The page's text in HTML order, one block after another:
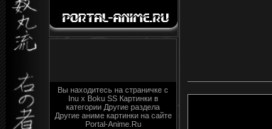
Вы находитесь на страничке с
Inu x Boku SS Картинки в
категории Другие раздела
Другие аниме картинки на сайте
Portal-Anime.Ru